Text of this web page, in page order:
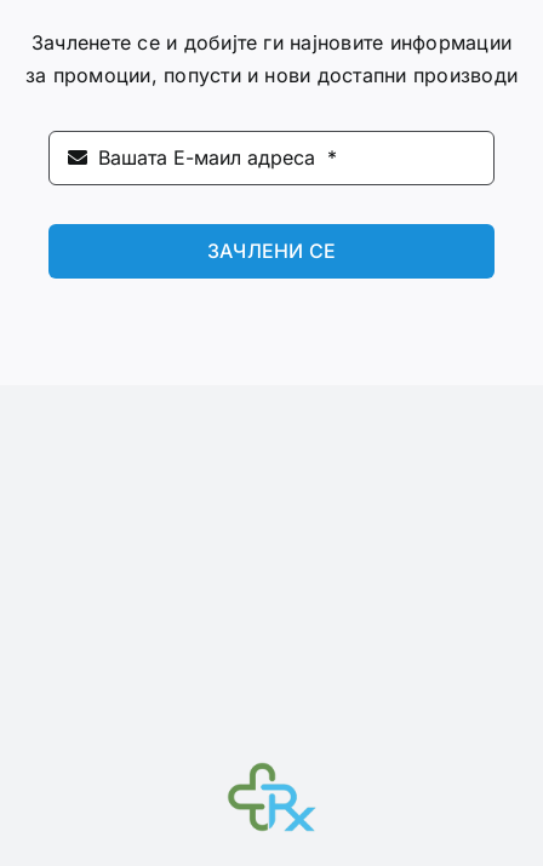
Зачленете се и добијте ги најновите информации
за промоции, попусти и нови достапни производи
ЗАЧЛЕНИ СЕ